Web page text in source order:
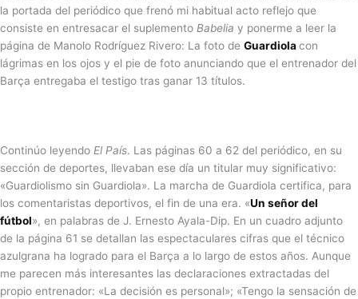
la portada del periódico que frenó mi habitual acto reflejo que
consiste en entresacar el suplemento Babelia y ponerme a leer la
página de Manolo Rodríguez Rivero: La foto de Guardiolacon
lágrimas en los ojos y el pie de foto anunciando que el entrenador del
Barça entregaba el testigo tras ganar 13 títulos.
Continúo leyendo El País. Las páginas 60 a 62 del periódico, en su
sección de deportes, llevaban ese día un titular muy significativo:
«Guardiolismo sin Guardiola». La marcha de Guardiola certifica, para
los comentaristas deportivos, el fin de una era. «Un señor del
fútbol», en palabras de J. Ernesto Ayala-Dip. En un cuadro adjunto
de la página 61 se detallan las espectaculares cifras que el técnico
azulgrana ha logrado para el Barça a lo largo de estos años. Aunque
me parecen más interesantes las declaraciones extractadas del
propio entrenador: «La decisión es personal»; «Tengo la sensación de